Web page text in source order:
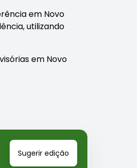
em Novo
utilizando
em Novo
Sugerir edição